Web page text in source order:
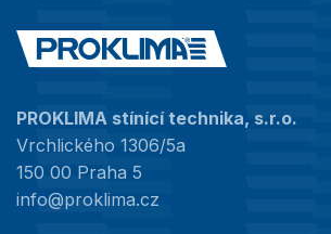
PROKLIMA stínící technika, s.r.o.
Vrchlického 1306/5a
150 00 Praha 5
info@proklima.cz